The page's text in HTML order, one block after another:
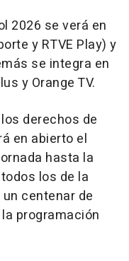
2026 se verá en
y RTVE Play) y
se integra en
y Orange TV.
derechos de
en abierto el
hasta la
los de la
centenar de
programación